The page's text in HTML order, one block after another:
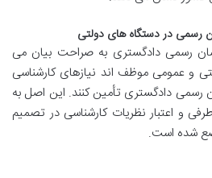
رسمی در دستگاه های دولتی
رسمی دادگستری به صراحت بیان می
و عمومی موظف اند نیازهای کارشناسی
رسمی دادگستری تأمین کنند. این اصل به
و اعتبار نظریات کارشناسی در تصمیم
شده است.